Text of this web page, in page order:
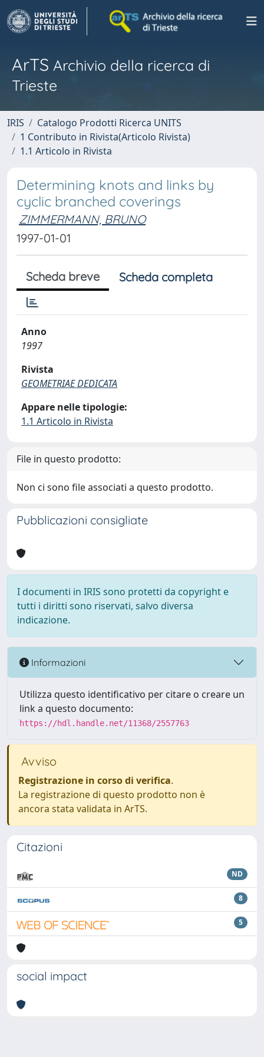
ArTS Archivio della ricerca di
Trieste
IRIS
Catalogo Prodotti Ricerca UNITS
1 Contributo in Rivista(Articolo Rivista)
1.1 Articolo in Rivista
Determining knots and links by
cyclic branched coverings
ZIMMERMANN, BRUNO
1997-01-01
Scheda breve Scheda completa
Anno
1997
Rivista
GEOMETRIAE DEDICATA
Appare nelle tipologie:
1.1 Articolo in Rivista
File in questo prodotto:
Non ci sono file associati a questo prodotto.
Pubblicazioni consigliate
I documenti in IRIS sono protetti da copyright e
tutti i diritti sono riservati, salvo diversa
indicazione.
Informazioni
Utilizza questo identificativo per citare o creare un
link a questo documento:
https://hdl.handle.net/11368/2557763
Avviso
Registrazione in corso di verifica.
La registrazione di questo prodotto non è
ancora stata validata in ArTS.
Citazioni
ND
8
5
social impact